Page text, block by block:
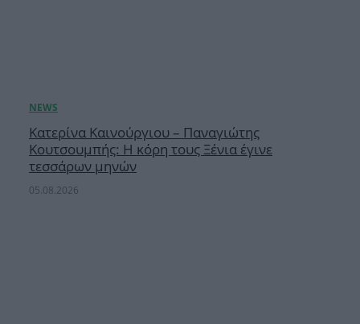
Κατερίνα Καινούργιου – Παναγιώτης
Κουτσουμπής: Η κόρη τους Ξένια έγινε
τεσσάρων μηνών
05.08.2026